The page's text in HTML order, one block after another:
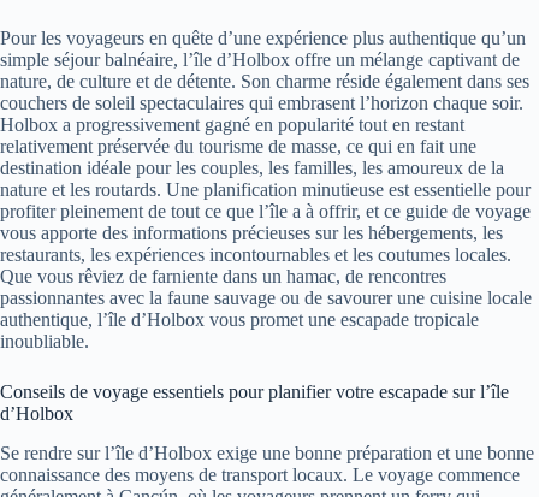
Pour les voyageurs en quête d’une expérience plus authentique qu’un
simple séjour balnéaire, l’île d’Holbox offre un mélange captivant de
nature, de culture et de détente. Son charme réside également dans ses
couchers de soleil spectaculaires qui embrasent l’horizon chaque soir.
Holbox a progressivement gagné en popularité tout en restant
relativement préservée du tourisme de masse, ce qui en fait une
destination idéale pour les couples, les familles, les amoureux de la
nature et les routards. Une planification minutieuse est essentielle pour
profiter pleinement de tout ce que l’île a à offrir, et ce guide de voyage
vous apporte des informations précieuses sur les hébergements, les
restaurants, les expériences incontournables et les coutumes locales.
Que vous rêviez de farniente dans un hamac, de rencontres
passionnantes avec la faune sauvage ou de savourer une cuisine locale
authentique, l’île d’Holbox vous promet une escapade tropicale
inoubliable.
Conseils de voyage essentiels pour planifier votre escapade sur l’île
d’Holbox
Se rendre sur l’île d’Holbox exige une bonne préparation et une bonne
connaissance des moyens de transport locaux. Le voyage commence